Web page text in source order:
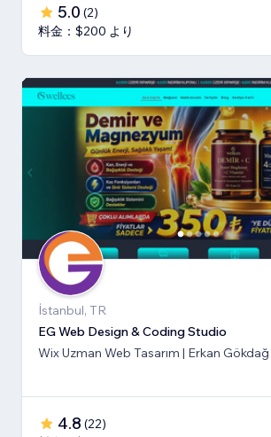
5.0 (2)
料金：$200 より
İstanbul, TR
EG Web Design & Coding Studio
Wix Uzman Web Tasarım | Erkan Gökdağ
4.8 (22)